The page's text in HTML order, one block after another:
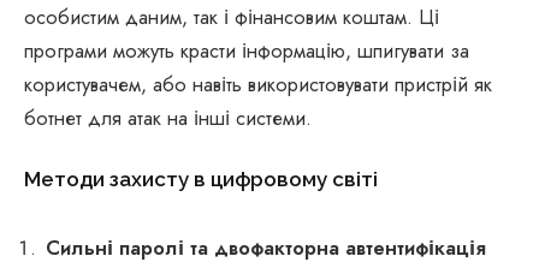
особистим даним, так і фінансовим коштам. Ці
програми можуть красти інформацію, шпигувати за
користувачем, або навіть використовувати пристрій як
ботнет для атак на інші системи.
Методи захисту в цифровому світі
Сильні паролі та двофакторна автентифікація